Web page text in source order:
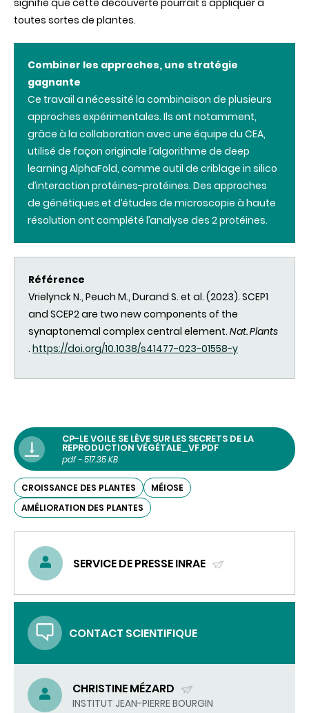
signifie que cette découverte pourrait s'appliquer à
toutes sortes de plantes.
Combiner les approches, une stratégie
gagnante
Ce travail a nécessité la combinaison de plusieurs
approches expérimentales. Ils ont notamment,
grâce à la collaboration avec une équipe du CEA,
utilisé de façon originale l’algorithme de deep
learning AlphaFold, comme outil de criblage in silico
d’interaction protéines-protéines. Des approches
de génétiques et d’études de microscopie à haute
résolution ont complété l’analyse des 2 protéines.
Référence
Vrielynck N., Peuch M., Durand S. et al. (2023). SCEP1
and SCEP2 are two new components of the
synaptonemal complex central element. Nat. Plants
. https://doi.org/10.1038/s41477-023-01558-y
CP-LE VOILE SE LÈVE SUR LES SECRETS DE LA
REPRODUCTION VÉGÉTALE_VF.PDF
pdf - 517.35 KB
CROISSANCE DES PLANTES
MÉIOSE
AMÉLIORATION DES PLANTES
SERVICE DE PRESSE INRAE
UN
CONTACT SCIENTIFIQUE
CHRISTINE MÉZARD
(ENVOYER
INSTITUT JEAN-PIERRE BOURGIN